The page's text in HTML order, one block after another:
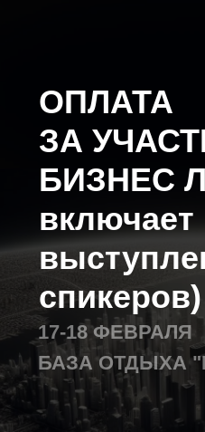
ОПЛАТА
ЗА
БИЗНЕС
включает
спикеров)
17-18 ФЕВРАЛЯ
БАЗА ОТДЫХА